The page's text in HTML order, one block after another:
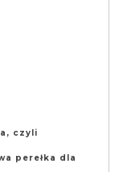
czyli
perełka dla